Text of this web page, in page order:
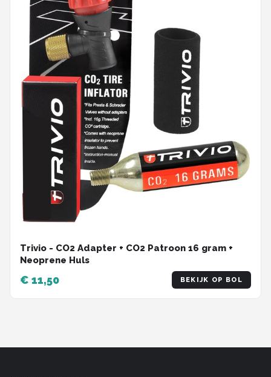
Trivio - CO2 Adapter + CO2 Patroon 16 gram +
Neoprene Huls
€ 11,50 BEKIJK OP BOL